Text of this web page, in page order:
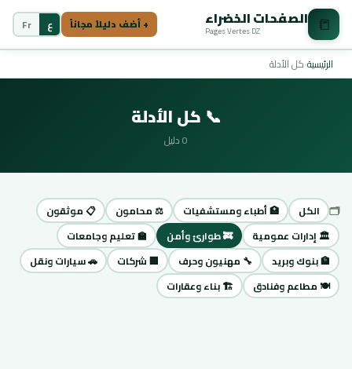
📒 الصفحات الخضراء
Pages Vertes DZ + أضف دليلاً مجاناً ع Fr
الرئيسية›كل الأدلة
📞 كل الأدلة
0 دليل
🗂️ الكل 🏥 أطباء ومستشفيات ⚖️ محامون
📋 موثقون
🏛️ إدارات عمومية
🚒 طوارئ وأمن
🏫 تعليم وجامعات
🏦 بنوك وبريد
🔧 مهنيون وحرف 🏢 شركات
🚗 سيارات ونقل
🍽️ مطاعم وفنادق
🏗️ بناء وعقارات